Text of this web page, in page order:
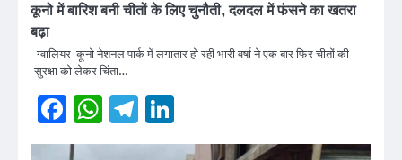
कूनो में बारिश बनी चीतों के लिए चुनौती, दलदल में फंसने का खतरा
बढ़ा
ग्वालियर कूनो नेशनल पार्क में लगातार हो रही भारी वर्षा ने एक बार फिर चीतों की
सुरक्षा को लेकर चिंता…
Facebook
WhatsApp
Telegram